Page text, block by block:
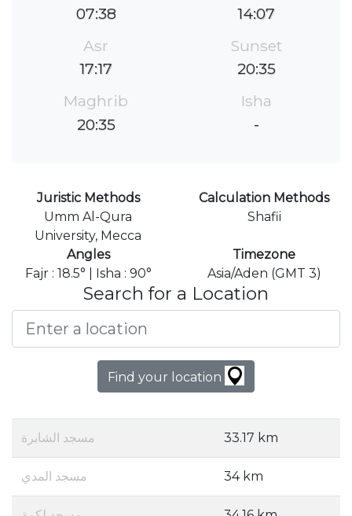
07:38
14:07
Asr
17:17
Sunset
20:35
Maghrib
20:35
Isha
-
Juristic Methods
Umm Al-Qura
University, Mecca
Calculation Methods
Shafii
Angles
Fajr : 18.5° | Isha : 90°
Timezone
Asia/Aden (GMT 3)
Search for a Location
Find your location
مسجد الشابرة 33.17 km
مسجد المدي 34 km